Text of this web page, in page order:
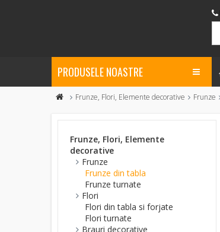
PRODUSELE NOASTRE
Frunze, Flori, Elemente decorative Frunze
Frunze, Flori, Elemente
decorative
Frunze
Frunze din tabla
Frunze turnate
Flori
Flori din tabla si forjate
Flori turnate
Brauri decorative